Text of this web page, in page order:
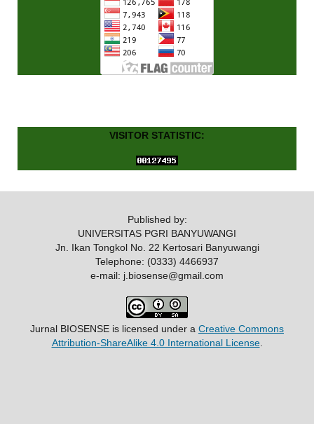
VISITOR STATISTIC:
Published by:
UNIVERSITAS PGRI BANYUWANGI
Jn. Ikan Tongkol No. 22 Kertosari Banyuwangi
Telephone: (0333) 4466937
e-mail: j.biosense@gmail.com
Jurnal BIOSENSE is licensed under a Creative Commons
Attribution-ShareAlike 4.0 International License.